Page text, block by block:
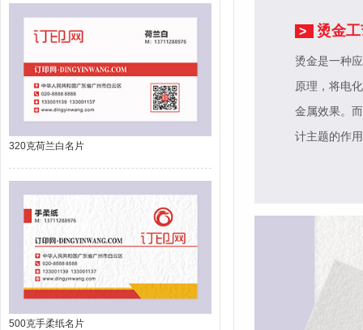
320克荷兰白名片
500克手柔纸名片
> 烫金
烫金是一种
原理，将电
金属效果。
计主题的作